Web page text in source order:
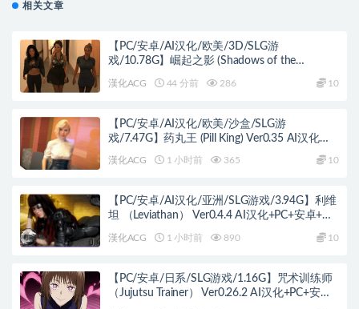
相关文章
【PC/安卓/AI汉化/欧美/3D/SLG游
戏/10.78G】崛起之影 (Shadows of the
Ascendant) Day 3 August AI汉化版 PC+安卓
+欧美3D SLG+10.78G
漢化ACG 44 分前 286 10
【PC/安卓/AI汉化/欧美/沙盒/SLG游
戏/7.47G】药丸王 (Pill King) Ver0.35 AI汉化版
PC+安卓+欧美沙盒SLG+7.47G
漢化ACG 1 小时前 365 10
【PC/安卓/AI汉化/亚洲/SLG游戏/3.94G】利维
坦 （Leviathan） Ver0.4.4 AI汉化+PC+安卓+亚
漢化ACG 1 小时前 890 10
【PC/安卓/日系/SLG游戏/1.16G】咒术训练师
（Jujutsu Trainer） Ver0.26.2 AI汉化+PC+安卓